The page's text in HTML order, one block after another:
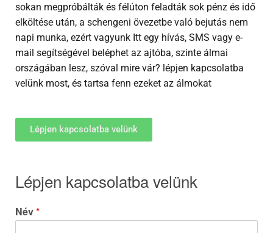
sokan megpróbálták és félúton feladták sok pénz és idő
elköltése után, a schengeni övezetbe való bejutás nem
napi munka, ezért vagyunk Itt egy hívás, SMS vagy e-
mail segítségével beléphet az ajtóba, szinte álmai
országában lesz, szóval mire vár? lépjen kapcsolatba
velünk most, és tartsa fenn ezeket az álmokat
Lépjen kapcsolatba velünk
Lépjen kapcsolatba velünk
Név*